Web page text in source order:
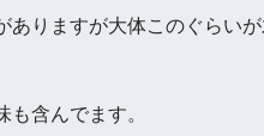
りますが大体このぐらい
含んでます。